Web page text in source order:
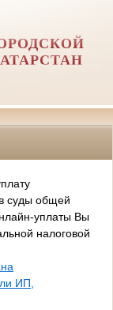
суды общей
уплаты Вы
налоговой
ИП,